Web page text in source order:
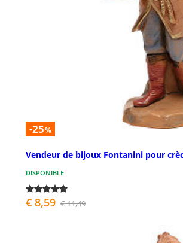
-25%
Vendeur de bijoux Fontanini pour
DISPONIBLE
€ 8,59 € 11,49